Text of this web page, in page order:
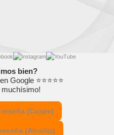
bien?
Google ⭐⭐⭐⭐⭐
muchísimo!
reseña (Caspe)
reseña (Alcañiz)